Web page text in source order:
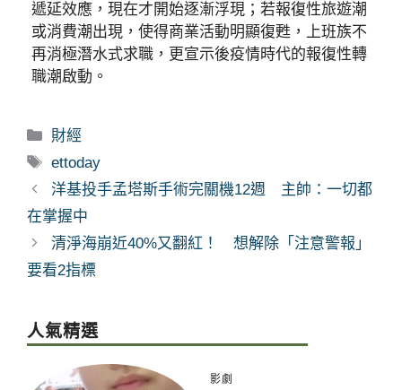
遞延效應，現在才開始逐漸浮現；若報復性旅遊潮
或消費潮出現，使得商業活動明顯復甦，上班族不
再消極潛水式求職，更宣示後疫情時代的報復性轉
職潮啟動。
分
類
財經
標
籤
ettoday
洋基投手孟塔斯手術完關機12週 主帥：一切都
在掌握中
清淨海崩近40%又翻紅！ 想解除「注意警報」
要看2指標
人氣精選
影劇